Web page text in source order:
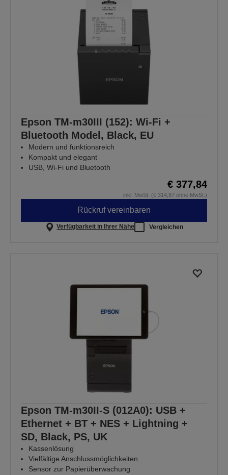
Epson TM-m30III (152): Wi-Fi +
Bluetooth Model, Black, EU
Modern und funktionsreich
Kompakt und elegant
USB, Wi-Fi und Bluetooth
€ 377,84
inkl. MwSt. (€ 314,87 ohne MwSt.)
Rückruf vereinbaren
Verfügbarkeit in Ihrer Nähe Vergleichen
Epson TM-m30II-S (012A0): USB +
Ethernet + BT + NES + Lightning +
SD, Black, PS, UK
Kassenlösung
Vielfältige Anschlussmöglichkeiten
Sensor zur Papierüberwachung